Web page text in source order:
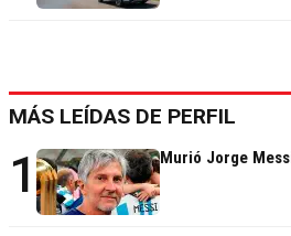
MÁS LEÍDAS DE PERFIL
1 Murió Jorge